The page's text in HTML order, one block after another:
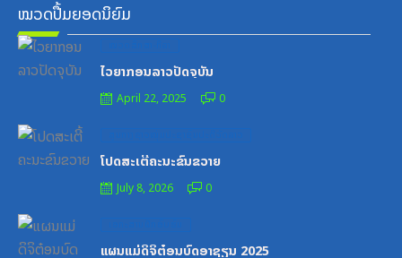
ໝວດປື້ມຍອດນິຍົມ
ໄວຍາກອນລາວປັດຈຸບັນ
April 22, 2025 0
ໂປດສະເຕີ້ຄະນະຂົນຂວາຍ
July 8, 2026 0
ແຜນແມ່ດິຈິຕ໋ອນບົດອາຊຽນ 2025